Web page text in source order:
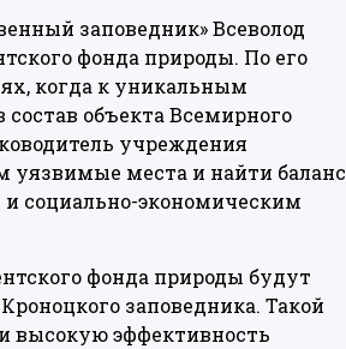
заповедник» Всеволод
фонда природы. По его
когда к уникальным
объекта Всемирного
учреждения
уязвимые места и найти баланс
социально-экономическим
фонда природы будут
заповедника. Такой
высокую эффективность